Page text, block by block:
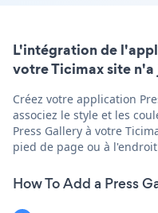
L'intégration de
votre Ticimax site n'a
Créez votre application
associez le style et les
Press Gallery à votre
pied de page ou à
How To Add a Press